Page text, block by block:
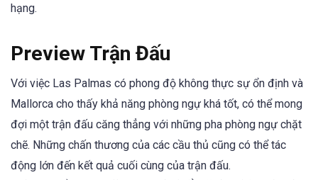
hạng.
Preview Trận Đấu
Với việc Las Palmas có phong độ không thực sự ổn định và
Mallorca cho thấy khả năng phòng ngự khá tốt, có thể mong
đợi một trận đấu căng thẳng với những pha phòng ngự chặt
chẽ. Những chấn thương của các cầu thủ cũng có thể tác
động lớn đến kết quả cuối cùng của trận đấu.